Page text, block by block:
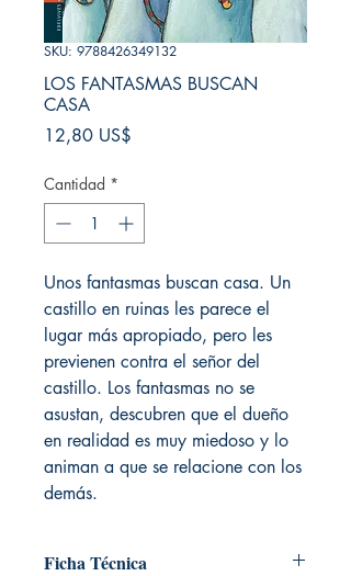
SKU: 9788426349132
LOS FANTASMAS BUSCAN
CASA
12,80 US$
Cantidad *
Unos fantasmas buscan casa. Un
castillo en ruinas les parece el
lugar más apropiado, pero les
previenen contra el señor del
castillo. Los fantasmas no se
asustan, descubren que el dueño
en realidad es muy miedoso y lo
animan a que se relacione con los
demás.
Ficha Técnica